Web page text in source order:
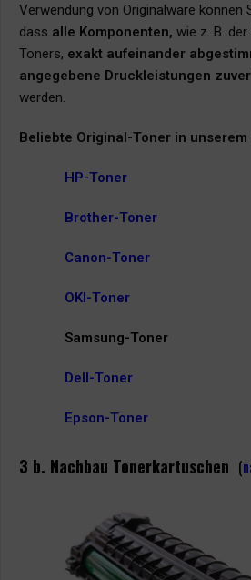
Verwendung von Originalware können
dass alle Komponenten, wie z. B.
Toners, exakt aufeinander
angegebene Druckleistungen
werden.
Beliebte Original-Toner in unserem
HP-Toner
Brother-Toner
Canon-Toner
OKI-Toner
Samsung-Toner
Dell-Toner
Epson-Toner
3 b. Nachbau Tonerkartuschen (